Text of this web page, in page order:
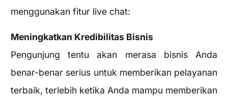
menggunakan fitur live chat:
Meningkatkan Kredibilitas Bisnis
Pengunjung tentu akan merasa bisnis Anda
benar-benar serius untuk memberikan pelayanan
terbaik, terlebih ketika Anda mampu memberikan